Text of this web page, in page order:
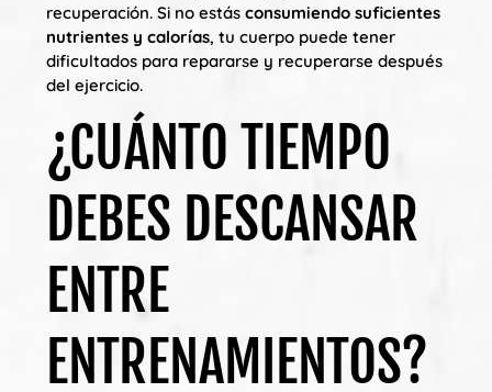
recuperación. Si no estás consumiendo suficientes
nutrientes y calorías, tu cuerpo puede tener
dificultados para repararse y recuperarse después
del ejercicio.
¿CUÁNTO TIEMPO
DEBES DESCANSAR
ENTRE
ENTRENAMIENTOS?